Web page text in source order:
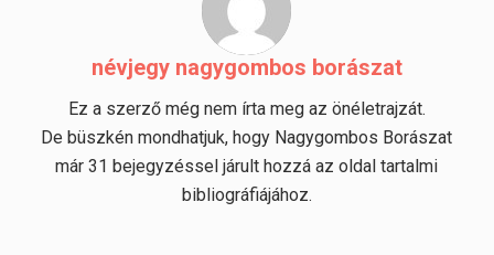
névjegy nagygombos borászat
Ez a szerző még nem írta meg az önéletrajzát.
De büszkén mondhatjuk, hogy Nagygombos Borászat
már 31 bejegyzéssel járult hozzá az oldal tartalmi
bibliográfiájához.